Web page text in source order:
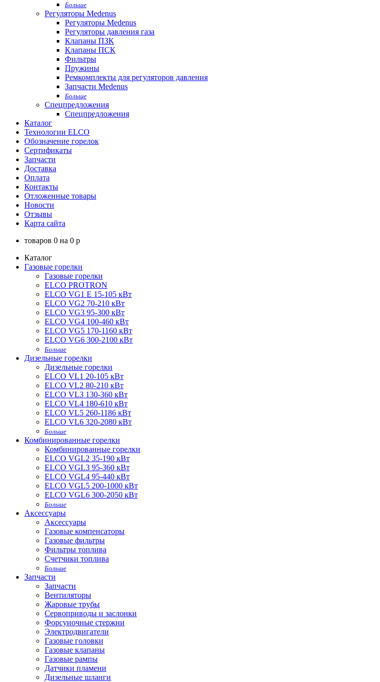
Больше
Регуляторы Medenus
Регуляторы Medenus
Регуляторы давления газа
Клапаны ПЗК
Клапаны ПСК
Фильтры
Пружины
Ремкомплекты для регуляторов давления
Запчасти Medenus
Больше
Спецпредложения
Спецпредложения
Каталог
Технологии ELCO
Обозначение горелок
Сертификаты
Запчасти
Доставка
Оплата
Контакты
Отложенные товары
Новости
Отзывы
Карта сайта
товаров 0 на 0 p
Каталог
Газовые горелки
Газовые горелки
ELCO PROTRON
ELCO VG1 E 15-105 кВт
ELCO VG2 70-210 кВт
ELCO VG3 95-300 кВт
ELCO VG4 100-460 кВт
ELCO VG5 170-1160 кВт
ELCO VG6 300-2100 кВт
Больше
Дизельные горелки
Дизельные горелки
ELCO VL1 20-105 кВт
ELCO VL2 80-210 кВт
ELCO VL3 130-360 кВт
ELCO VL4 180-610 кВт
ELCO VL5 260-1186 кВт
ELCO VL6 320-2080 кВт
Больше
Комбинированные горелки
Комбинированные горелки
ELCO VGL2 35-190 кВт
ELCO VGL3 95-360 кВт
ELCO VGL4 95-440 кВт
ELCO VGL5 200-1000 кВт
ELCO VGL6 300-2050 кВт
Больше
Аксессуары
Аксессуары
Газовые компенсаторы
Газовые фильтры
Фильтры топлива
Счетчики топлива
Больше
Запчасти
Запчасти
Вентиляторы
Жаровые трубы
Сервоприводы и заслонки
Форсуночные стержни
Электродвигатели
Газовые головки
Газовые клапаны
Газовые рампы
Датчики пламени
Дизельные шланги